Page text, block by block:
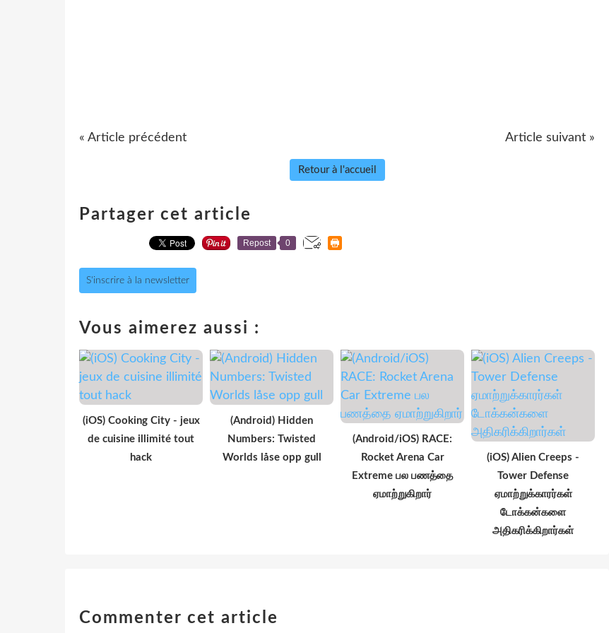
« Article précédent Article suivant »
Retour à l'accueil
Partager cet article
Repost 0
S'inscrire à la newsletter
Vous aimerez aussi :
(iOS) Cooking City - jeux
de cuisine illimité tout
hack
(Android) Hidden
Numbers: Twisted
Worlds låse opp gull
(Android/iOS) RACE:
Rocket Arena Car
Extreme பல பணத்தை
ஏமாற்றுகிறார்
(iOS) Alien Creeps -
Tower Defense
ஏமாற்றுக்காரர்கள்
டோக்கன்களை
அதிகரிக்கிறார்கள்
Commenter cet article